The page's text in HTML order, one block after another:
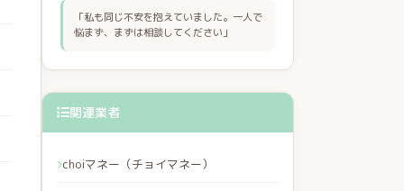
「私も同じ不安を抱えていました。一人で
悩まず、まずは相談してください」
関連業者
choiマネー（チョイマネー）